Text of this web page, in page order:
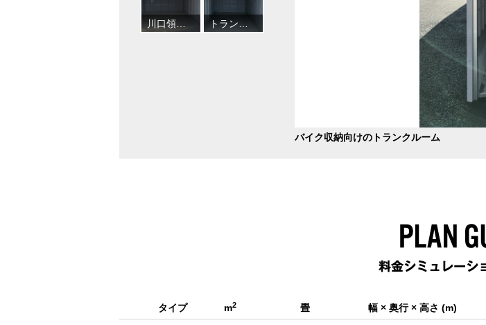
バイク収納向けのトランクルーム
トランクルームは多数用意しています
タイプ m2 畳 幅 × 奥行 × 高さ (m)